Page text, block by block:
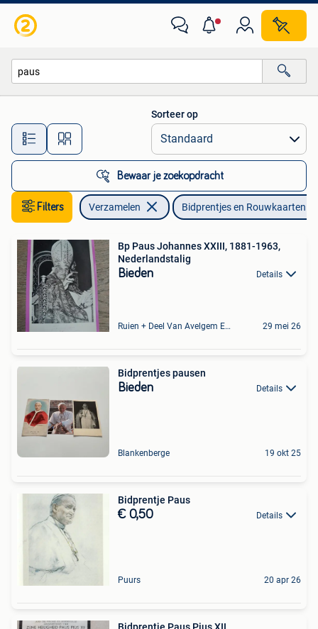
Alle afstanden…
Sorteer op
Bewaar je zoekopdracht
Filters Verzamelen Bidprentjes en Rouwkaarten
Bp Paus Johannes XXIII, 1881-1963,
Nederlandstalig
Bieden Details
Ruien + Deel Van Avelgem En Waarmaarde 29 mei 26
Bidprentjes pausen
Bieden Details
Blankenberge 19 okt 25
Bidprentje Paus
€ 0,50 Details
Puurs 20 apr 26